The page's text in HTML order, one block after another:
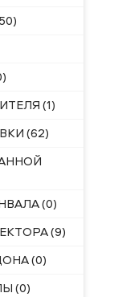
(1)
(62)
(0)
(9)
(0)
(0)